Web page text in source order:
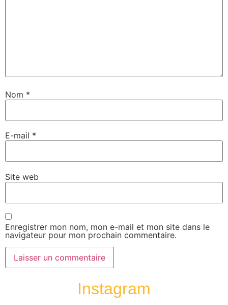
Nom *
E-mail *
Site web
Enregistrer mon nom, mon e-mail et mon site dans le
navigateur pour mon prochain commentaire.
Instagram